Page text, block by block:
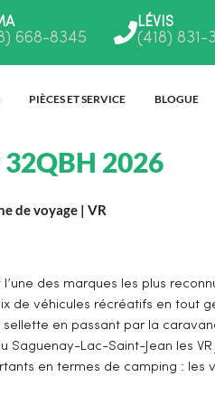
668-8345
LÉVIS
(418) 831-
PIÈCES ET SERVICE BLOGUE
2026
de voyage | VR
l’une des marques les plus
de véhicules récréatifs en tout
sellette en passant par la
Saguenay-Lac-Saint-Jean les
en termes de camping : les